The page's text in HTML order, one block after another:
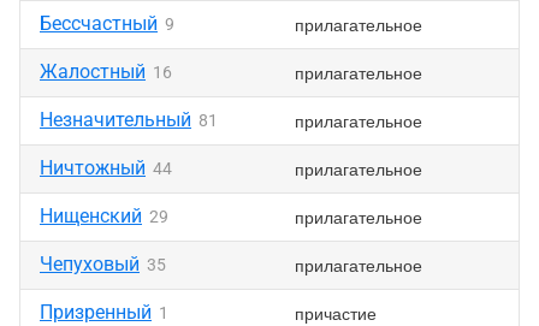
Бессчастный 9 прилагательное
Жалостный 16 прилагательное
Незначительный 81 прилагательное
Ничтожный 44 прилагательное
Нищенский 29 прилагательное
Чепуховый 35 прилагательное
Призренный 1 причастие